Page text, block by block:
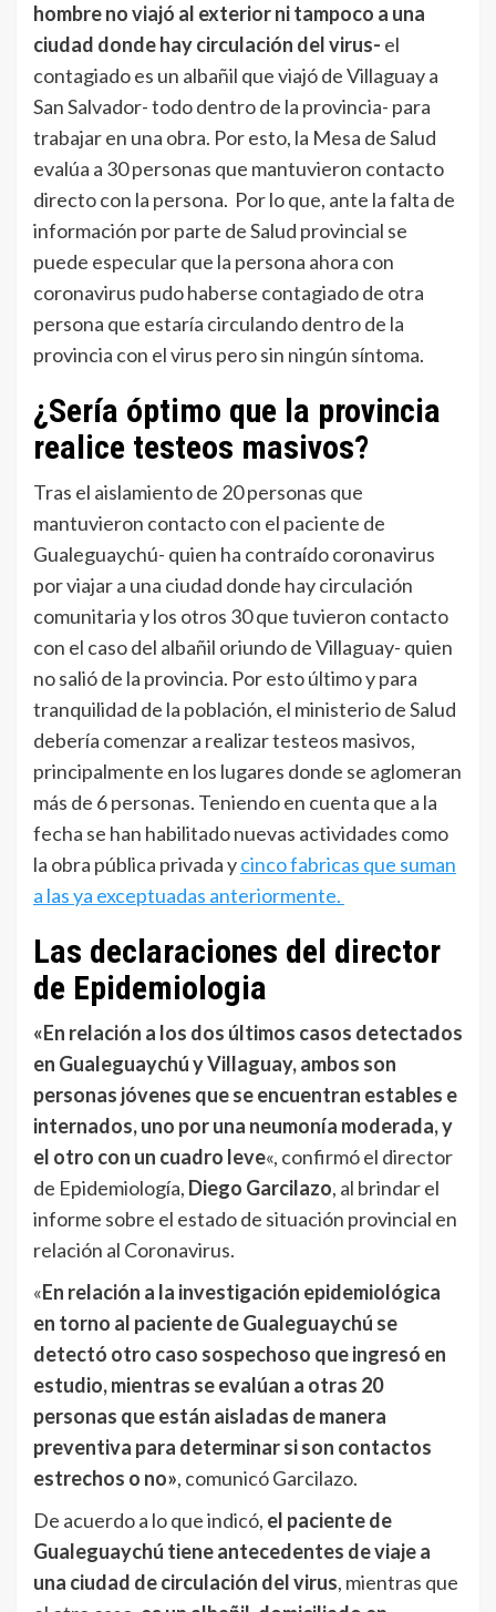
hombre no viajó al exterior ni tampoco a una
ciudad donde hay circulación del virus- el
contagiado es un albañil que viajó de Villaguay a
San Salvador- todo dentro de la provincia- para
trabajar en una obra. Por esto, la Mesa de Salud
evalúa a 30 personas que mantuvieron contacto
directo con la persona. Por lo que, ante la falta de
información por parte de Salud provincial se
puede especular que la persona ahora con
coronavirus pudo haberse contagiado de otra
persona que estaría circulando dentro de la
provincia con el virus pero sin ningún síntoma.
¿Sería óptimo que la provincia
realice testeos masivos?
Tras el aislamiento de 20 personas que
mantuvieron contacto con el paciente de
Gualeguaychú- quien ha contraído coronavirus
por viajar a una ciudad donde hay circulación
comunitaria y los otros 30 que tuvieron contacto
con el caso del albañil oriundo de Villaguay- quien
no salió de la provincia. Por esto último y para
tranquilidad de la población, el ministerio de Salud
debería comenzar a realizar testeos masivos,
principalmente en los lugares donde se aglomeran
más de 6 personas. Teniendo en cuenta que a la
fecha se han habilitado nuevas actividades como
la obra pública privada ycinco fabricas que suman
a las ya exceptuadas anteriormente.
Las declaraciones del director
de Epidemiologia
«En relación a los dos últimos casos detectados
en Gualeguaychú y Villaguay, ambos son
personas jóvenes que se encuentran estables e
internados, uno por una neumonía moderada, y
el otro con un cuadro leve«, confirmó el director
de Epidemiología, Diego Garcilazo, al brindar el
informe sobre el estado de situación provincial en
relación al Coronavirus.
«En relación a la investigación epidemiológica
en torno al paciente de Gualeguaychú se
detectó otro caso sospechoso que ingresó en
estudio, mientras se evalúan a otras 20
personas que están aisladas de manera
preventiva para determinar si son contactos
estrechos o no», comunicó Garcilazo.
De acuerdo a lo que indicó, el paciente de
Gualeguaychú tiene antecedentes de viaje a
una ciudad de circulación del virus, mientras que